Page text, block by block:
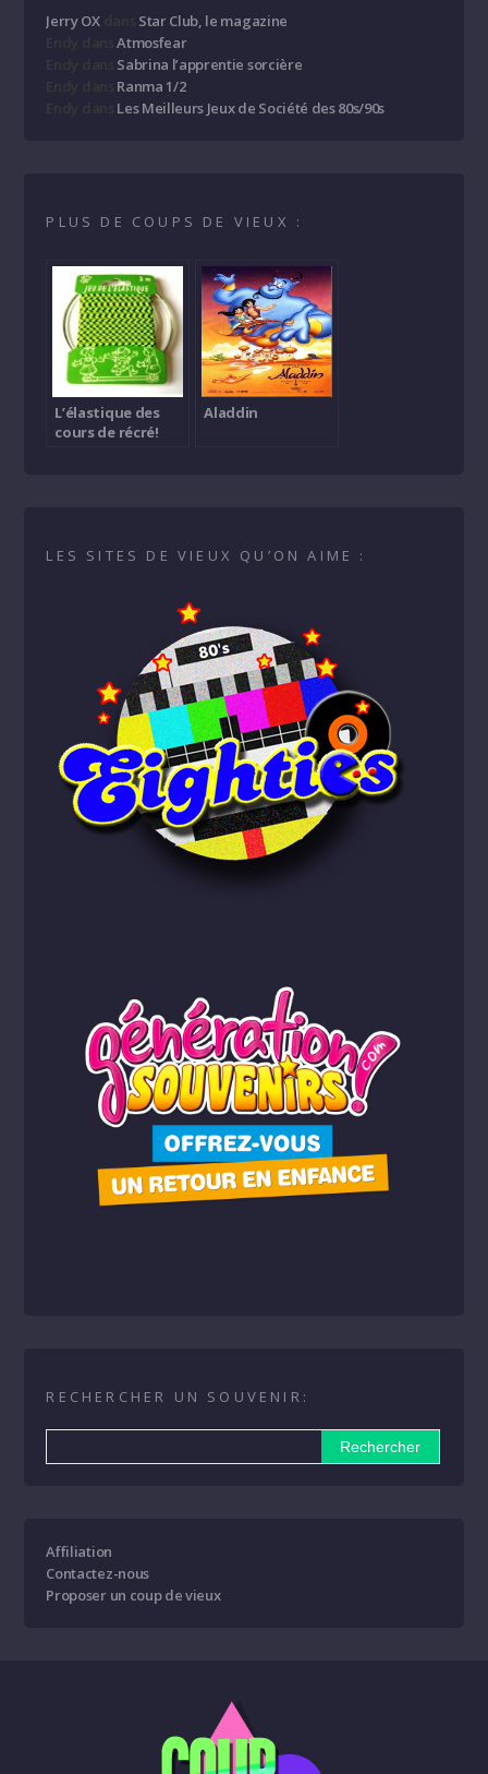
Jerry OXdans Star Club, le magazine
dansAtmosfear
Sabrina l’apprentie sorcière
Ranma 1/2
Les Meilleurs Jeux de Société des 80s/90s
PLUS DE COUPS DE VIEUX :
L’élastique des
cours de récré!
Aladdin
LES SITES DE VIEUX QU’ON AIME :
RECHERCHER UN SOUVENIR:
Affiliation
Contactez-nous
Proposer un coup de vieux